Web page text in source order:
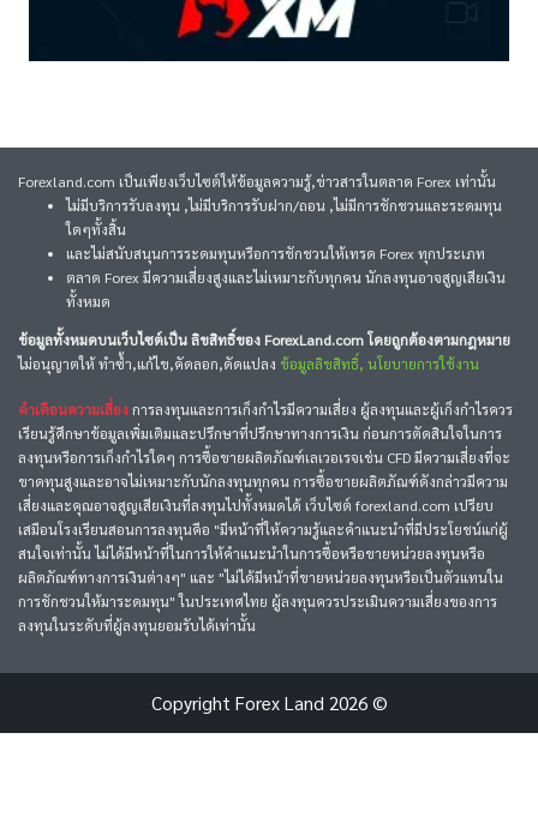
Forexland.com เป็นเพียงเว็บไซต์ให้ข้อมูลความรู้,ข่าวสารในตลาด Forex เท่านั้น
ไม่มีบริการรับลงทุน ,ไม่มีบริการรับฝาก/ถอน ,ไม่มีการชักชวนและระดมทุน
ใดๆทั้งสิ้น
และไม่สนับสนุนการระดมทุนหรือการชักชวนให้เทรด Forex ทุกประเภท
ตลาด Forex มีความเสี่ยงสูงและไม่เหมาะกับทุกคน นักลงทุนอาจสูญเสียเงิน
ทั้งหมด
ข้อมูลทั้งหมดบนเว็บไซต์เป็น ลิขสิทธิ์ของ ForexLand.com โดยถูกต้องตามกฎหมาย
ไม่อนุญาตให้ ทำซ้ำ,แก้ไข,คัดลอก,ดัดแปลง ข้อมูลลิขสิทธิ์, นโยบายการใช้งาน
คำเตือนความเสี่ยงการลงทุนและการเก็งกำไรมีความเสี่ยง ผู้ลงทุนและผู้เก็งกำไรควร
เรียนรู้ศึกษาข้อมูลเพิ่มเติมและปรึกษาที่ปรึกษาทางการเงิน ก่อนการตัดสินใจในการ
ลงทุนหรือการเก็งกำไรใดๆ การซื้อขายผลิตภัณฑ์เลเวอเรจเช่น CFD มีความเสี่ยงที่จะ
ขาดทุนสูงและอาจไม่เหมาะกับนักลงทุนทุกคน การซื้อขายผลิตภัณฑ์ดังกล่าวมีความ
เสี่ยงและคุณอาจสูญเสียเงินที่ลงทุนไปทั้งหมดได้ เว็บไซต์ forexland.com เปรียบ
เสมือนโรงเรียนสอนการลงทุนคือ "มีหน้าที่ให้ความรู้และคำแนะนำที่มีประโยชน์แก่ผู้
สนใจเท่านั้น ไม่ได้มีหน้าที่ในการให้คำแนะนำในการซื้อหรือขายหน่วยลงทุนหรือ
ผลิตภัณฑ์ทางการเงินต่างๆ" และ "ไม่ได้มีหน้าที่ขายหน่วยลงทุนหรือเป็นตัวแทนใน
การชักชวนให้มาระดมทุน" ในประเทศไทย ผู้ลงทุนควรประเมินความเสี่ยงของการ
ลงทุนในระดับที่ผู้ลงทุนยอมรับได้เท่านั้น
Copyright Forex Land 2026 ©